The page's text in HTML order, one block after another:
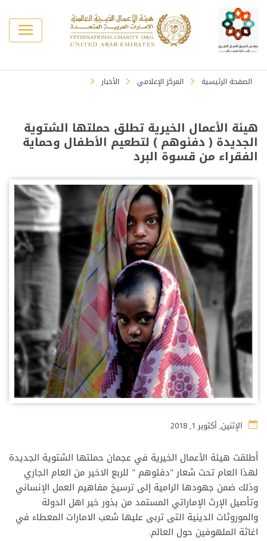
الصفحة الرئيسية المركز الإعلامي الأخبار
هيئة الأعمال الخيرية تطلق حملتها الشتوية
الجديدة ( دفئوهم ) لتطعيم الأطفال وحماية
الفقراء من قسوة البرد
الإثنين, أكتوبر 1, 2018
أطلقت هيئة الأعمال الخيرية في عجمان حملتها الشتوية الجديدة
لهذا العام تحت شعار "دفئوهم " للربع الاخير من العام الجاري
وذلك ضمن جهودها الرامية إلى ترسيخ مفاهيم العمل الإنساني
وتأصيل الإرث الإماراتي المستمد من بذور خير اهل الدولة
والموروثات الدينية التى تربى عليها شعب الامارات المعطاء في
اغاثة الملهوفين حول العالم.